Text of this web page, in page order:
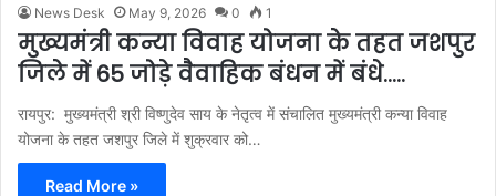
News Desk May 9, 2026 0 1
मुख्यमंत्री कन्या विवाह योजना के तहत जशपुर
जिले में 65 जोड़े वैवाहिक बंधन में बंधे…..
रायपुर: मुख्यमंत्री श्री विष्णुदेव साय के नेतृत्व में संचालित मुख्यमंत्री कन्या विवाह
योजना के तहत जशपुर जिले में शुक्रवार को…
Read More »